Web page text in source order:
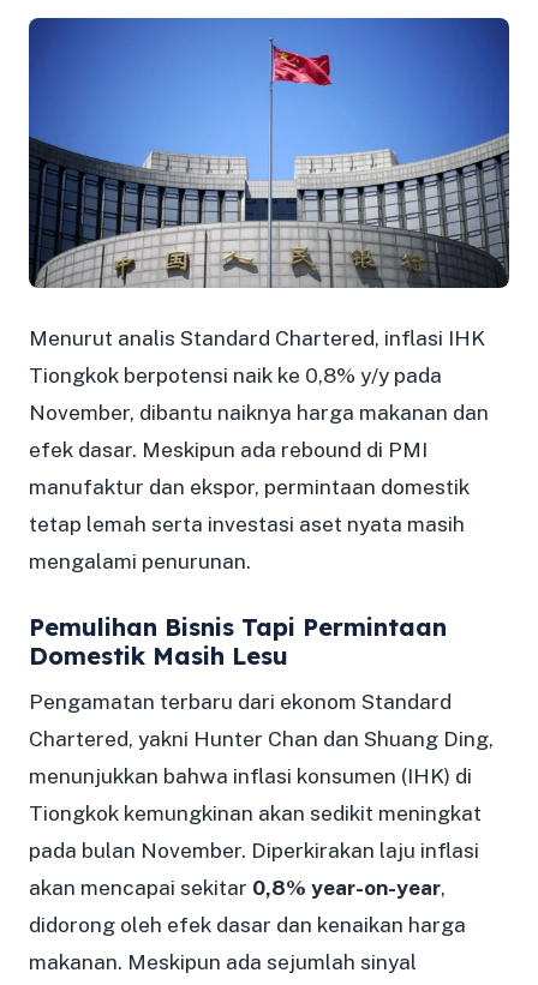
Menurut analis Standard Chartered, inflasi IHK
Tiongkok berpotensi naik ke 0,8% y/y pada
November, dibantu naiknya harga makanan dan
efek dasar. Meskipun ada rebound di PMI
manufaktur dan ekspor, permintaan domestik
tetap lemah serta investasi aset nyata masih
mengalami penurunan.
Pemulihan Bisnis Tapi Permintaan
Domestik Masih Lesu
Pengamatan terbaru dari ekonom Standard
Chartered, yakni Hunter Chan dan Shuang Ding,
menunjukkan bahwa inflasi konsumen (IHK) di
Tiongkok kemungkinan akan sedikit meningkat
pada bulan November. Diperkirakan laju inflasi
akan mencapai sekitar 0,8% year-on-year,
didorong oleh efek dasar dan kenaikan harga
makanan. Meskipun ada sejumlah sinyal